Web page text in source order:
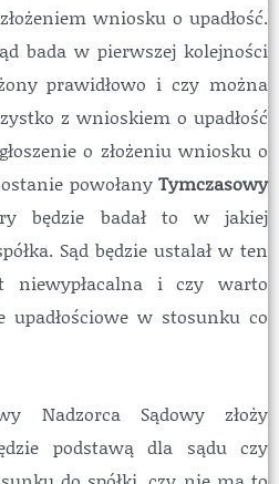
wniosku o upadłość.
bada w pierwszej kolejności
prawidłowo i czy można
z wnioskiem o upadłość
o złożeniu wniosku o
powołany Tymczasowy
będzie badał to w jakiej
Sąd będzie ustalał w ten
niewypłacalna i czy warto
upadłościowe w stosunku co
Nadzorca Sądowy złoży
podstawą dla sądu czy